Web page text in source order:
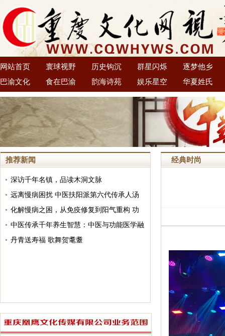
网站首页 寰球视野 历史钩沉 群星闪烁
逐梦他乡
巴渝文化
食在巴渝 韵海诗苑 娱乐星空 华夏姓氏
推荐新闻
深访千年名镇，品读木洞文脉
远离慢病困扰 中医扶阳派第六代传承人汤
大铁分享大众可践行的日常养阳良方
化解慢病之困，从免疫修复到阳气重构 功
能医学和扶阳中医“治、调、养、防”的体悟
中医传承千年养生智慧：中医与功能医学融
合 赋能全民健康
丹青送寿福 歌舞贺耄耋
经典时尚